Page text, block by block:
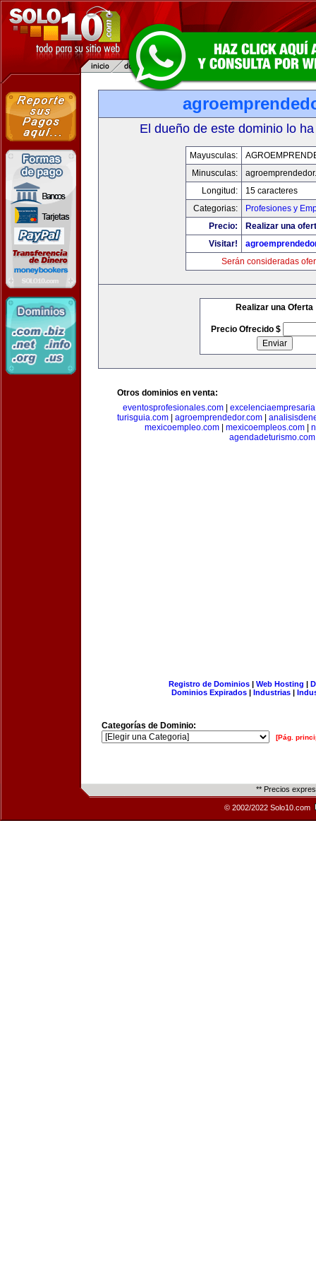
El dueño de este dominio lo
Mayusculas:
Minusculas:
Longitud:
15 caracteres
Categorias:
Profesiones y
Precio:
Realizar una
Visitar!
Serán consideradas
Realizar una Oferta
Precio Ofrecido $
Otros dominios en venta:
eventosprofesionales.com
turisguia.com
agroemprendedor.com
mexicoempleo.com
mexicoempleos.com
agendadeturismo.com
Registro de Dominios| Web Hosting |
Dominios Expirados | Industrias |
Categorías de Dominio:
[Pág.
** Precios
© 2002/2022 Solo10.com